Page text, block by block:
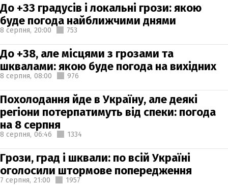
До +33 градусів і локальні грози: якою
буде погода найближчими днями
8 серпня, 20:00 753
До +38, але місцями з грозами та
шквалами: якою буде погода на вихідних
8 серпня, 08:00 976
Похолодання йде в Україну, але деякі
регіони потерпатимуть від спеки: погода
на 8 серпня
8 серпня, 06:46 1334
Грози, град і шквали: по всій Україні
оголосили штормове попередження
7 серпня, 21:00 1957